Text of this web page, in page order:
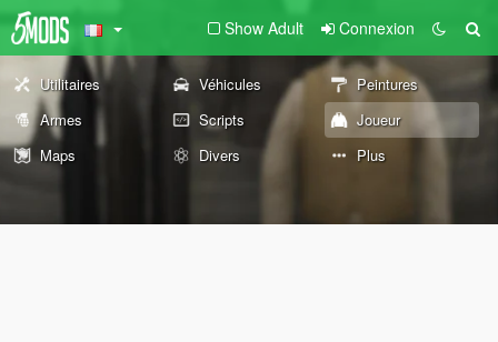
Show Adult Connexion
Utilitaires Véhicules
Peintures
Armes
Scripts
Joueur
Maps
Divers Plus